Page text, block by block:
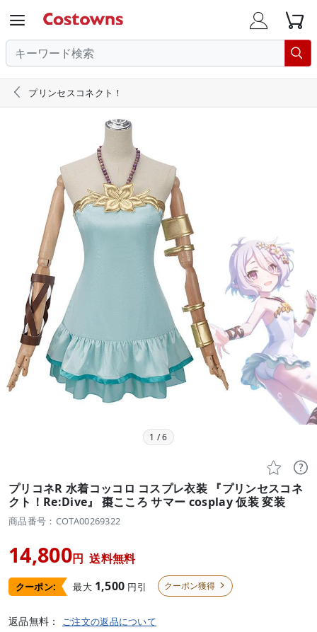
  

 プリンセスコネクト！
1 /6
 
プリコネR 水着コッコロ コスプレ衣装 『プリンセスコネ
クト！Re:Dive』 棗こころ サマー cosplay 仮装 変装
商品番号：COTA00269322
14,800円 送料無料
クーポン: 最大 1,500 円引 クーポン獲得 
返品無料： ご注文の返品について